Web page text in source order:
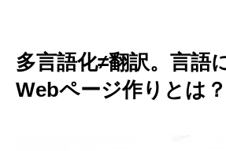
多言語化≠翻訳。言語
Webページ作りとは？